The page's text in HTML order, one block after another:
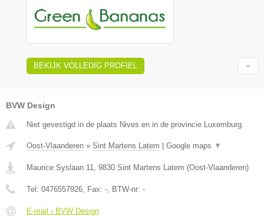
BEKIJK VOLLEDIG PROFIEL
BVW Design
Niet gevestigd in de plaats Nives en in de provincie Luxemburg.
Oost-Vlaanderen » Sint Martens Latem | Google maps ▼
Maurice Syslaan 11 9830 Sint Martens Latem (Oost-Vlaanderen)
Tel: 0476557926 , Fax: - , BTW-nr: -
E-mail › BVW Design